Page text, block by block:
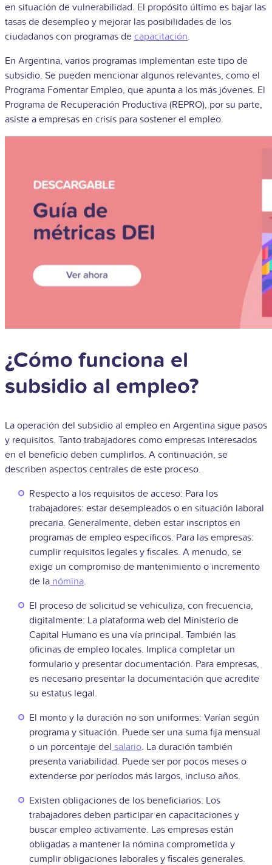
en situación de vulnerabilidad. El propósito último es bajar las
tasas de desempleo y mejorar las posibilidades de los
ciudadanos con programas de capacitación.
En Argentina, varios programas implementan este tipo de
subsidio. Se pueden mencionar algunos relevantes, como el
Programa Fomentar Empleo, que apunta a los más jóvenes. El
Programa de Recuperación Productiva (REPRO), por su parte,
asiste a empresas en crisis para sostener el empleo.
¿Cómo funciona el
subsidio al empleo?
La operación del subsidio al empleo en Argentina sigue pasos
y requisitos. Tanto trabajadores como empresas interesados
en el beneficio deben cumplirlos. A continuación, se
describen aspectos centrales de este proceso.
Respecto a los requisitos de acceso: Para los
trabajadores: estar desempleados o en situación laboral
precaria. Generalmente, deben estar inscriptos en
programas de empleo específicos. Para las empresas:
cumplir requisitos legales y fiscales. A menudo, se
exige un compromiso de mantenimiento o incremento
de la nómina.
El proceso de solicitud se vehiculiza, con frecuencia,
digitalmente: La plataforma web del Ministerio de
Capital Humano es una vía principal. También las
oficinas de empleo locales. Implica completar un
formulario y presentar documentación. Para empresas,
es necesario presentar la documentación que acredite
su estatus legal.
El monto y la duración no son uniformes: Varían según
programa y situación. Puede ser una suma fija mensual
o un porcentaje del salario. La duración también
presenta variabilidad. Puede ser por pocos meses o
extenderse por períodos más largos, incluso años.
Existen obligaciones de los beneficiarios: Los
trabajadores deben participar en capacitaciones y
buscar empleo activamente. Las empresas están
obligadas a mantener la nómina comprometida y
cumplir obligaciones laborales y fiscales generales.